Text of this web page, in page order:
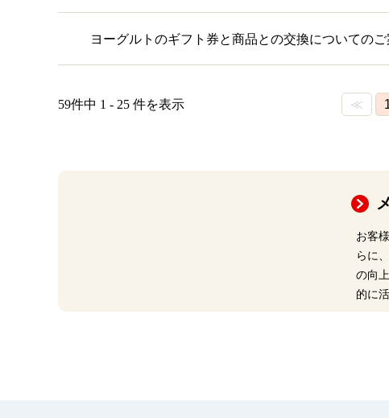
ヨーグルトのギフト券と商品との交換についての
59件中 1 - 25 件を表示 ≪
お客
らに
の向
的に